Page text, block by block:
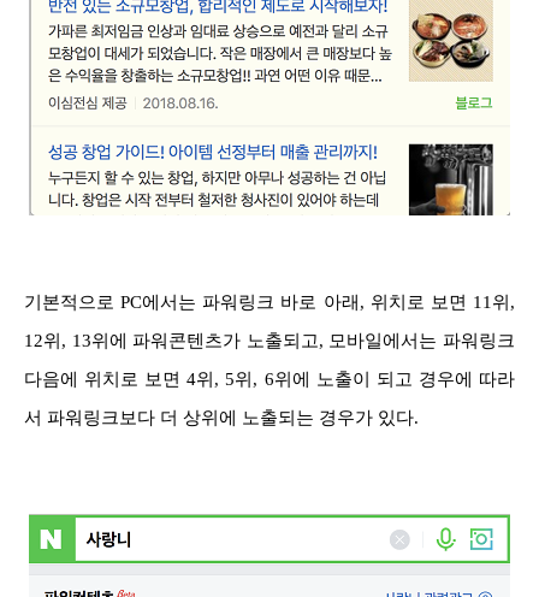
기본적으로 PC에서는 파워링크 바로 아래, 위치로 보면 11위,
12위, 13위에 파워콘텐츠가 노출되고, 모바일에서는 파워링크
다음에 위치로 보면 4위, 5위, 6위에 노출이 되고 경우에 따라
서 파워링크보다 더 상위에 노출되는 경우가 있다.